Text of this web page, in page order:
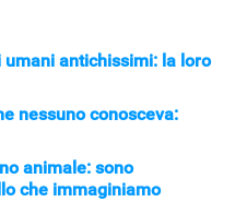
antichissimi: la loro
nessuno conosceva:
animale: sono
che immaginiamo